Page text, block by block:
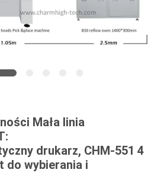
Mała linia
drukarz, CHM-551 4
do wybierania i